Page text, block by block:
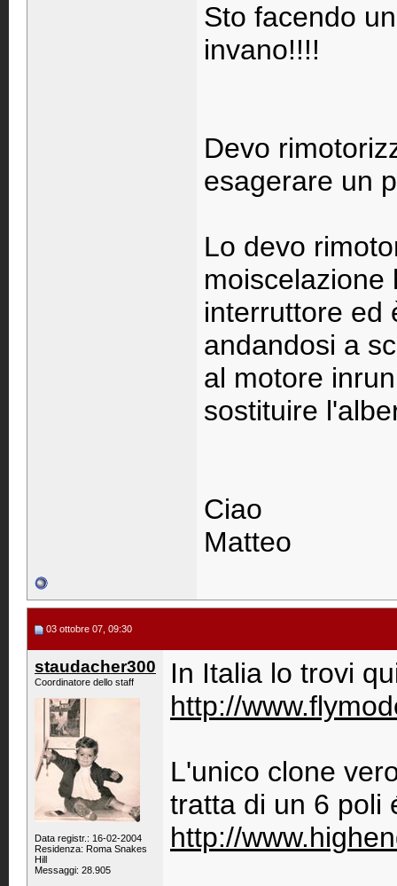
Sto facendo
invano!!!!
Devo
esagerare un
Lo devo
moiscelazione
interruttore ed
andandosi a
al motore
sostituire
Ciao
Matteo
03 ottobre 07, 09:30
staudacher300
Coordinatore dello staff
Data registr.: 16-02-2004
Residenza: Roma Snakes
Hill
Messaggi: 28.905
In Italia lo trovi
http://
L'unico clone
tratta di un 6 poli
http://